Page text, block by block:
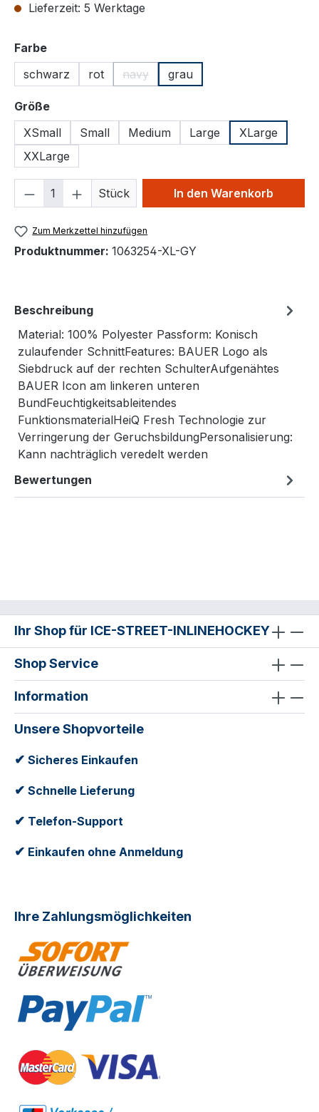
Lieferzeit: 5 Werktage
Farbeauswählen
schwarz
rot navy
(Diese Option ist zurzeit nicht
grau
Größeauswählen
XSmall
Small Medium Large
XLarge
XXLarge
Produkt Anzahl: Gib den
Stück In den Warenkorb
Zum Merkzettel hinzufügen
Produktnummer: 1063254-XL-GY
Beschreibung
Material: 100% Polyester Passform: Konisch
zulaufender SchnittFeatures: BAUER Logo als
Siebdruck auf der rechten SchulterAufgenähtes
BAUER Icon am linkeren unteren
BundFeuchtigkeitsableitendes
FunktionsmaterialHeiQ Fresh Technologie zur
Verringerung der GeruchsbildungPersonalisierung:
Kann nachträglich veredelt werden
Bewertungen
Ihr Shop für ICE-STREET-INLINEHOCKEY
Shop Service
Information
Unsere Shopvorteile
✔ Sicheres Einkaufen
✔ Schnelle Lieferung
✔ Telefon-Support
✔ Einkaufen ohne Anmeldung
Ihre Zahlungsmöglichkeiten